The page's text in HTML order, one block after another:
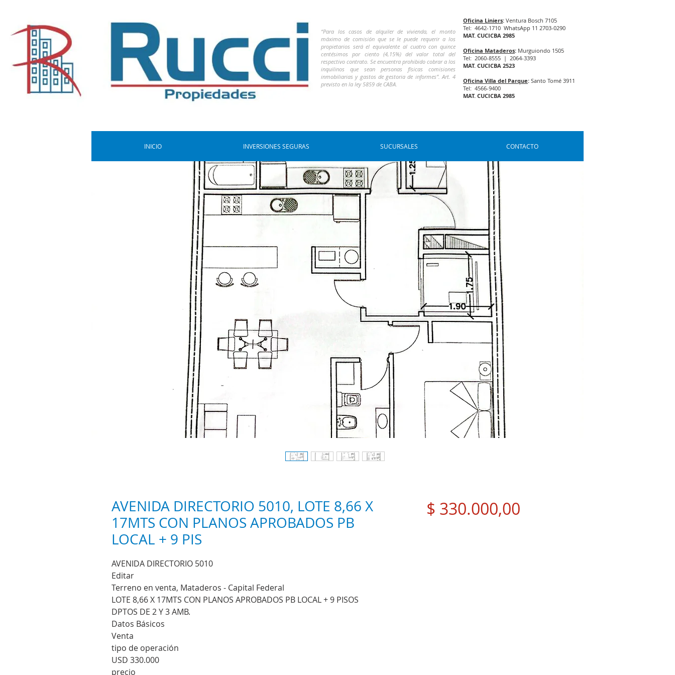
“Para los casos de alquiler de vivienda, el monto
máximo de comisión que se le puede requerir a los
propietarios será el equivalente al cuatro con quince
centésimos por ciento (4,15%) del valor total del
respectivo contrato. Se encuentra prohibido cobrar a los
inquilinos que sean personas físicas comisiones
inmobiliarias y gastos de gestoria de informes”. Art. 4
previsto en la ley 5859 de CABA.
Oficina Liniers: Ventura Bosch 7105
Tel: 4642-1710 WhatsApp 11 2703-0290
MAT. CUCICBA 2985
Oficina Mataderos: Murguiondo 1505
Tel: 2060-8555 | 2064-3393
MAT. CUCICBA 2523
Oficina Villa del Parque: Santo Tomé 3911
Tel: 4566-9400
MAT. CUCICBA 2985
INICIO INVERSIONES SEGURAS SUCURSALES CONTACTO
AVENIDA DIRECTORIO 5010, LOTE 8,66 X
17MTS CON PLANOS APROBADOS PB
LOCAL + 9 PIS
AVENIDA DIRECTORIO 5010
Editar
Terreno en venta, Mataderos - Capital Federal
LOTE 8,66 X 17MTS CON PLANOS APROBADOS PB LOCAL + 9 PISOS
DPTOS DE 2 Y 3 AMB.
Datos Básicos
Venta
tipo de operación
USD 330.000
precio
$ 330.000,00Precio